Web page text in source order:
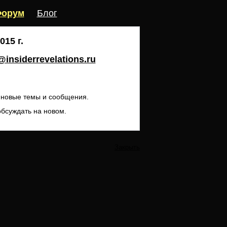
Блог
г.
темы и сообщения.
на новом.